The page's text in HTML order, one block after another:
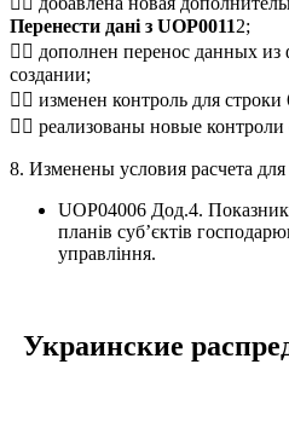
Перенести дані з UOP00112;
 дополнен перенос данных
создании;
 изменен контроль для
 реализованы новые
8. Изменены условия расчета
UOP04006 Дод.4.
планів суб’єктів
управління.
Украинские